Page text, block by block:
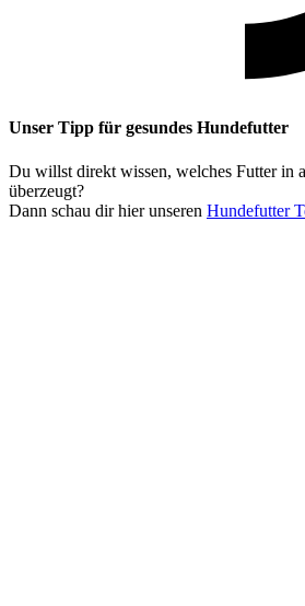
Unser Tipp für gesundes Hundefutter
Du willst direkt wissen, welches Futter in
überzeugt?
Dann schau dir hier unseren Hundefutter